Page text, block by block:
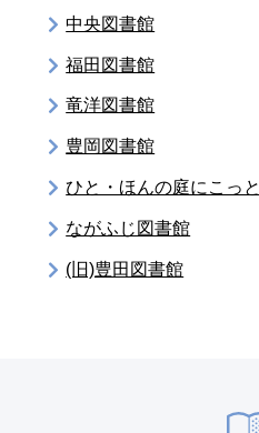
中央図書館
福田図書館
竜洋図書館
豊岡図書館
ひと・ほんの庭にこっと
ながふじ図書館
(旧)豊田図書館